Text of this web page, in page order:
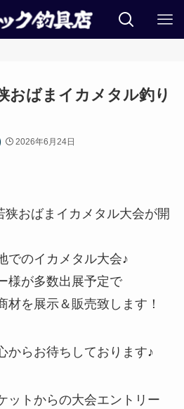
おばまイカメタル釣り
2026年6月24日
狭おばまイカメタル大会が開
でのイカメタル大会♪
様が多数出展予定で
材を展示＆販売致します！
からお待ちしております♪
ットからの大会エントリー